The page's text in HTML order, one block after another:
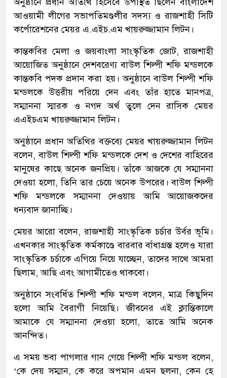
আওয়ামী লীগের সভাপতিমণ্ডলীর সদস্য ও রাজশাহী সিটি
কর্পোরেশনের মেয়র এ.এইচ.এম খায়রুজ্জামান লিটন।
কান্তকবির মেলা ও জয়বাংলা সাংস্কৃতিক জোট, রাজশাহী
আয়োজিত অনুষ্ঠানে দেশবরেণ্য বাউল শিল্পী শফি মন্ডলকে
কান্তকবি পদক প্রদান করা হয়। অনুষ্ঠানে বাউল শিল্পী শফি
মন্ডলকে উত্তরীয় পরিয়ে দেন এবং তাঁর হাতে মানপত্র,
সম্মাননা স্মারক ও নগদ অর্থ তুলে দেন রাসিক মেয়র
এএইচএম খায়রুজ্জামান লিটন।
অনুষ্ঠানে প্রধান অতিথির বক্তব্যে মেয়র খায়রুজ্জামান লিটন
বলেন, বাউল শিল্পী শফি মন্ডলকে দেশ ও দেশের বাহিরের
মানুষের কাছে অনেক জনপ্রিয়। তাঁকে আজকে যে সম্মাননা
দেওয়া হলো, তিনি তার চেয়ে অনেক উপরের। বাউল শিল্পী
শফি মন্ডলকে সম্মাননা দেওয়ায় আমি আয়োজকদের
ধন্যবাদ জানাচ্ছি।
মেয়র আরো বলেন, রাজশাহী সাংস্কৃতিক চর্চার উর্বর ভূমি।
এখনকার সাংস্কৃতিক কর্মকাণ্ডে বারবার বাঁধাগ্রস্ত হলেও যারা
সাংস্কৃতিক চর্চাকে এগিয়ে নিয়ে যাচ্ছেন, তাদের সাথে আমরা
ছিলাম, আছি এবং আগামীতেও থাকবো।
অনুষ্ঠানে সংবর্ধিত শিল্পী শফি মন্ডল বলেন, মাত্র কিছুদিন
হলো আমি বৈরাগী নিয়েছি। জীবনের এই ক্লান্তিকালে
আমাকে যে সম্মাননা দেওয়া হলো, তাতে আমি অনেক
আনন্দিত।
এ সময় ভবা পাগলার গান গেয়ে শিল্পী শফি মন্ডল বলেন,
‘কে দেয় সম্মান, কে করে অপমান এমন ছলনা, কেন হে